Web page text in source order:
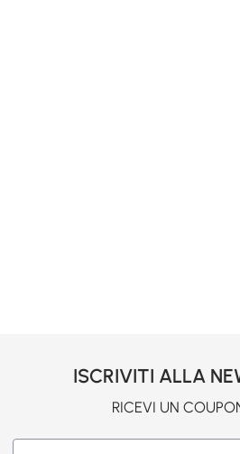
ISCRIVITI ALLA
RICEVI UN